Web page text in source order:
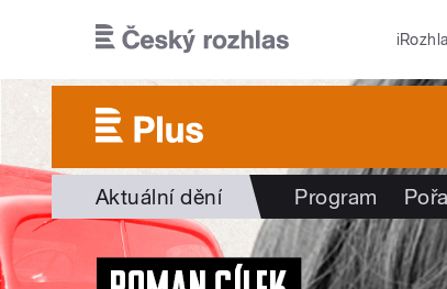
Aktuální dění Program